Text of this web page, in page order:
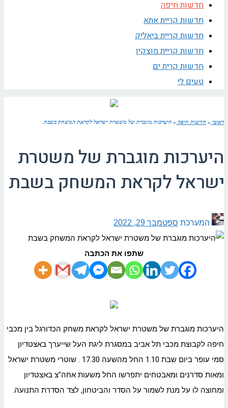
חדשות חיפה
חדשות קריית אתא
חדשות קריית ביאליק
חדשות קריית מוצקין
חדשות קרית ים
טעים לי
ראשי » חדשות חיפה » היערכות מוגברת של משטרת ישראל לקראת המשחק בשבת
היערכות מוגברת של משטרת
ישראל לקראת המשחק בשבת
המערכת ספטמבר 29, 2022
שתפו את הכתבה
היערכות מוגברת של משטרת ישראל לקראת משחק הכדורגל בין מכבי
חיפה לקבוצת מכבי תל אביב במסגרת ליגת העל שייערך באצטדיון
סמי עופר ביום שבת 1.10 החל מהשעה 17.30 . שוטרי משטרת ישראל
ומאות סדרנים ומאבטחים יתפרשו החל משעות אחה"צ באצטדיון
ומחוצה לו על מנת לשמור על הסדר והביטחון, לצד הסדרת התנועה.